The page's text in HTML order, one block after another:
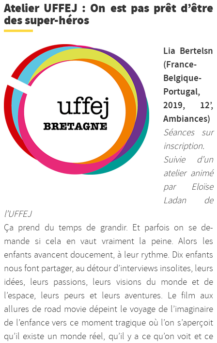
Nos productions et +
Atelier UFFEJ : On est pas prêt d’être
des super-héros
Lia Bertelsn
(France-
Belgique-
Portugal,
2019, 12’,
Ambiances)
Séances sur
inscription.
Suivie d’un
atelier animé
par Eloïse
Ladan de
l’UFFEJ
Ça prend du temps de grandir. Et parfois on se de-
mande si cela en vaut vraiment la peine. Alors les
enfants avancent doucement, à leur rythme. Dix enfants
nous font partager, au détour d’interviews insolites, leurs
idées, leurs passions, leurs visions du monde et de
l’espace, leurs peurs et leurs aventures. Le film aux
allures de road movie dépeint le voyage de l’imaginaire
de l’enfance vers ce moment tragique où l’on s’aperçoit
qu’il existe un monde réel, qu’il y a ce qu’on voit et ce